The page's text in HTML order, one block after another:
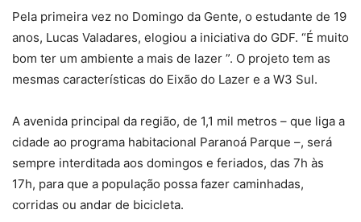
Pela primeira vez no Domingo da Gente, o estudante de 19
anos, Lucas Valadares, elogiou a iniciativa do GDF. “É muito
bom ter um ambiente a mais de lazer ”. O projeto tem as
mesmas características do Eixão do Lazer e a W3 Sul.
A avenida principal da região, de 1,1 mil metros – que liga a
cidade ao programa habitacional Paranoá Parque –, será
sempre interditada aos domingos e feriados, das 7h às
17h, para que a população possa fazer caminhadas,
corridas ou andar de bicicleta.